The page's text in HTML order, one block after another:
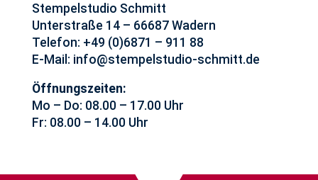
Stempelstudio Schmitt
Unterstraße 14 – 66687 Wadern
Telefon: +49 (0)6871 – 911 88
E-Mail: info@stempelstudio-schmitt.de
Öffnungszeiten:
Mo – Do: 08.00 – 17.00 Uhr
Fr: 08.00 – 14.00 Uhr